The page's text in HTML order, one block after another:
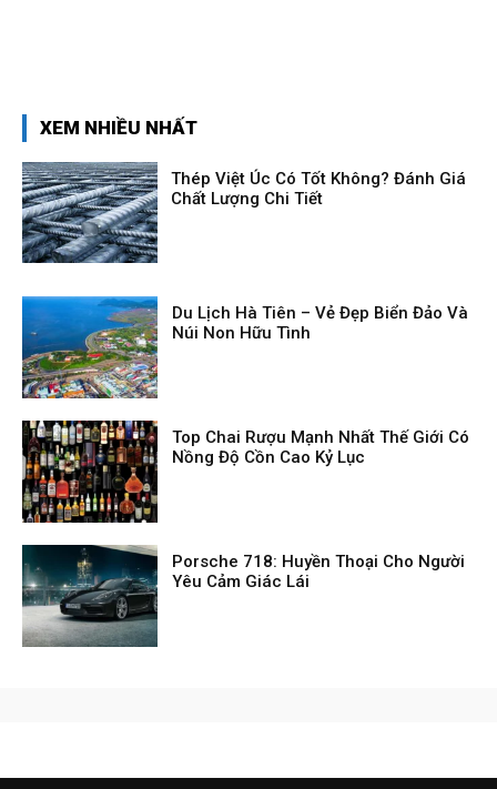
XEM NHIỀU NHẤT
Thép Việt Úc Có Tốt Không? Đánh Giá
Chất Lượng Chi Tiết
Du Lịch Hà Tiên – Vẻ Đẹp Biển Đảo Và
Núi Non Hữu Tình
Top Chai Rượu Mạnh Nhất Thế Giới Có
Nồng Độ Cồn Cao Kỷ Lục
Porsche 718: Huyền Thoại Cho Người
Yêu Cảm Giác Lái